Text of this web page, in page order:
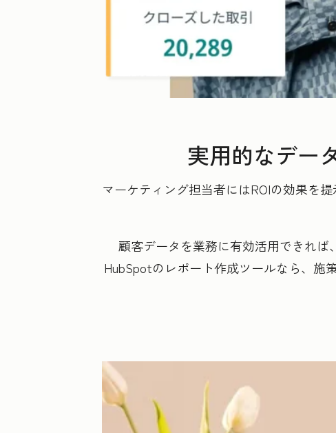
実用的なデー
マーケティング担当者にはROIの効果を
顧客データを業務に有効活用できれば
HubSpotのレポート作成ツールなら、施